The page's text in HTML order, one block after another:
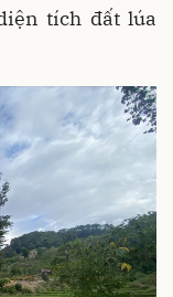
tích đất lúa